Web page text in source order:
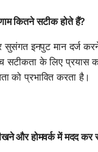
कितने सटीक होते हैं?
इनपुट मान दर्ज
के लिए प्रयास
को प्रभावित करता है।
और होमवर्क में मदद कर